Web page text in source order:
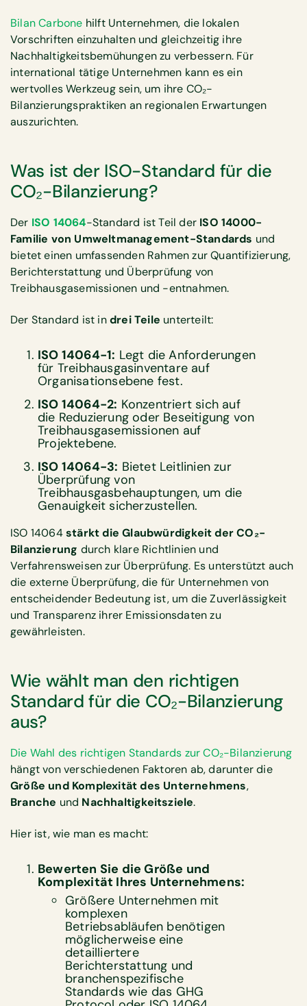
Bilan Carbone hilft Unternehmen, die lokalen
Vorschriften einzuhalten und gleichzeitig ihre
Nachhaltigkeitsbemühungen zu verbessern. Für
international tätige Unternehmen kann es ein
wertvolles Werkzeug sein, um ihre CO₂-
Bilanzierungspraktiken an regionalen Erwartungen
auszurichten.
Was ist der ISO-Standard für die
CO₂-Bilanzierung?
Der ISO 14064-Standard ist Teil der ISO 14000-
Familie von Umweltmanagement-Standards und
bietet einen umfassenden Rahmen zur Quantifizierung,
Berichterstattung und Überprüfung von
Treibhausgasemissionen und -entnahmen.
Der Standard ist indrei Teile unterteilt:
ISO 14064-1: Legt die Anforderungen
für Treibhausgasinventare auf
Organisationsebene fest.
ISO 14064-2: Konzentriert sich auf
die Reduzierung oder Beseitigung von
Treibhausgasemissionen auf
Projektebene.
ISO 14064-3: Bietet Leitlinien zur
Überprüfung von
Treibhausgasbehauptungen, um die
Genauigkeit sicherzustellen.
ISO 14064stärkt die Glaubwürdigkeit der CO₂-
Bilanzierung durch klare Richtlinien und
Verfahrensweisen zur Überprüfung. Es unterstützt auch
die externe Überprüfung, die für Unternehmen von
entscheidender Bedeutung ist, um die Zuverlässigkeit
und Transparenz ihrer Emissionsdaten zu
gewährleisten.
Wie wählt man den richtigen
Standard für die CO₂-Bilanzierung
aus?
Die Wahl des richtigen Standards zur CO₂-Bilanzierung
hängt von verschiedenen Faktoren ab, darunter die
Größe und Komplexität des Unternehmens,
Branche und Nachhaltigkeitsziele.
Hier ist, wie man es macht:
Bewerten Sie die Größe und
Komplexität Ihres Unternehmens:
Größere Unternehmen mit
komplexen
Betriebsabläufen benötigen
möglicherweise eine
detailliertere
Berichterstattung und
branchenspezifische
Standards wie das GHG